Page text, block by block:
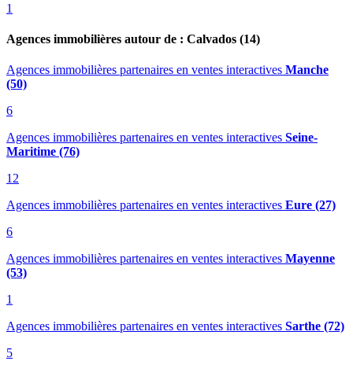
1
Agences immobilières autour de : Calvados (14)
Agences immobilières partenaires en ventes interactives Manche
(50)
6
Agences immobilières partenaires en ventes interactives Seine-
Maritime (76)
12
Agences immobilières partenaires en ventes interactives Eure (27)
6
Agences immobilières partenaires en ventes interactives Mayenne
(53)
1
Agences immobilières partenaires en ventes interactives Sarthe (72)
5